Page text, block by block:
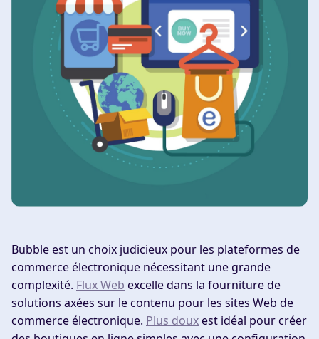
Bubble est un choix judicieux pour les plateformes de
commerce électronique nécessitant une grande
complexité. Flux Web excelle dans la fourniture de
solutions axées sur le contenu pour les sites Web de
commerce électronique. Plus douxest idéal pour créer